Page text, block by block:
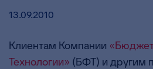
13.09.2010
Клиентам Компании
Технологии» (БФТ) и другим